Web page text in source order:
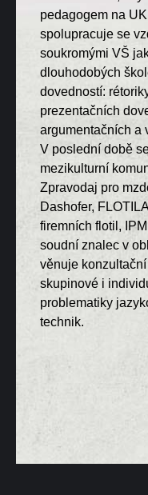
pedagogem na
spolupracuje se
soukromými VŠ
dlouhodobých
dovedností:
prezentačních
argumentačních a
V poslední době
mezikulturní
Zpravodaj pro
Dashofer,
firemních flotil,
soudní znalec v
věnuje
skupinové i
problematiky
technik.